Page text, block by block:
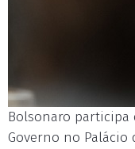
Bolsonaro participa
Governo no Palácio